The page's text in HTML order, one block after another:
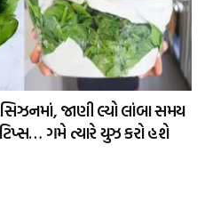
જાણી લ્યો લાંબા સમય
ગમે ત્યારે યુઝ કરો હશે